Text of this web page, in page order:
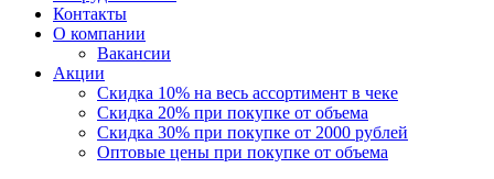
Контакты
О компании
Вакансии
Акции
Скидка 10% на весь ассортимент в чеке
Скидка 20% при покупке от объема
Скидка 30% при покупке от 2000 рублей
Оптовые цены при покупке от объема